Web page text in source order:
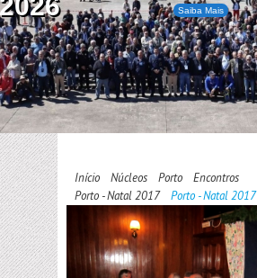
Saiba Mais
Início Núcleos Porto
Encontros
Porto - Natal 2017
Porto - Natal 2017